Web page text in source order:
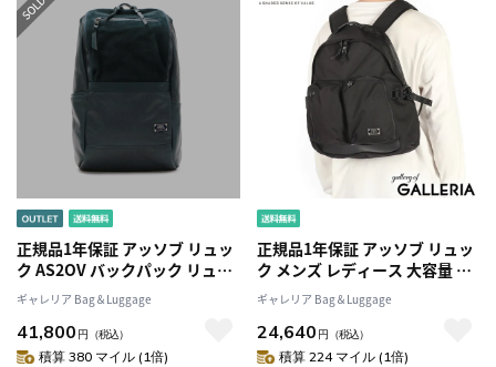
正規品1年保証 アッソブ リュッ
ク AS2OV バックパック リュッ
クサック LEATHER
COMBINATION レザー 革 メン
ズASSOV121650
ギャレリア Bag＆Luggage
41,800 円 （税込）
積算 380 マイル (1倍)
正規品1年保証 アッソブ リュッ
ク メンズ レディース 大容量 通
勤 おしゃれ AS2OV リュックサ
ック カジュアル A4 30L PC ナイ
ロン レザー ブランド
EXCLUSIVE BALLISTIC NYLON
ギャレリア Bag＆Luggage
24,640 円 （税込）
積算 224 マイル (1倍)